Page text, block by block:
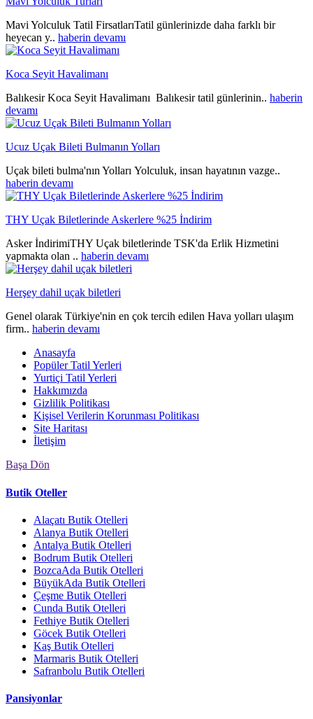
Mavi Yolculuk Tatil FirsatlarıTatil günlerinizde daha farklı bir
heyecan y.. haberin devamı
Koca Seyit Havalimanı
Balıkesir Koca Seyit Havalimanı Balıkesir tatil günlerinin.. haberin
devamı
Ucuz Uçak Bileti Bulmanın Yolları
Uçak bileti bulma'nın Yolları Yolculuk, insan hayatının vazge..
haberin devamı
THY Uçak Biletlerinde Askerlere %25 İndirim
Asker İndirimiTHY Uçak biletlerinde TSK'da Erlik Hizmetini
yapmakta olan .. haberin devamı
Herşey dahil uçak biletleri
Genel olarak Türkiye'nin en çok tercih edilen Hava yolları ulaşım
firm.. haberin devamı
Anasayfa
Popüler Tatil Yerleri
Yurtiçi Tatil Yerleri
Hakkımızda
Gizlilik Politikası
Kişisel Verilerin Korunması Politikası
Site Haritası
İletişim
Başa Dön
Butik Oteller
Alaçatı Butik Otelleri
Alanya Butik Otelleri
Antalya Butik Otelleri
Bodrum Butik Otelleri
BozcaAda Butik Otelleri
BüyükAda Butik Otelleri
Çeşme Butik Otelleri
Cunda Butik Otelleri
Fethiye Butik Otelleri
Göcek Butik Otelleri
Kaş Butik Otelleri
Marmaris Butik Otelleri
Safranbolu Butik Otelleri
Pansiyonlar